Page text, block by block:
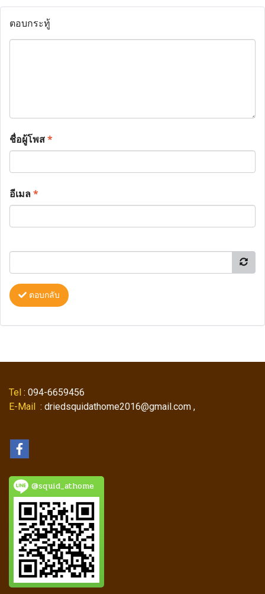
ตอบกระทู้
ชื่อผู้โพส*
อีเมล*
ตอบกลับ
Tel : 094-6659456
E-Mail : driedsquidathome2016@gmail.com ,
@squid_athome